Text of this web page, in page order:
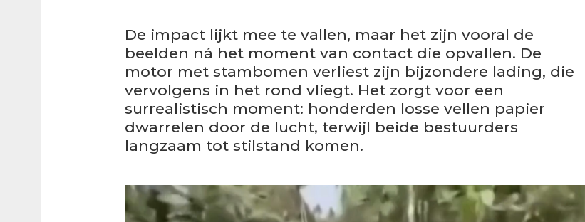
De impact lijkt mee te vallen, maar het zijn vooral de
beelden ná het moment van contact die opvallen. De
motor met stambomen verliest zijn bijzondere lading, die
vervolgens in het rond vliegt. Het zorgt voor een
surrealistisch moment: honderden losse vellen papier
dwarrelen door de lucht, terwijl beide bestuurders
langzaam tot stilstand komen.